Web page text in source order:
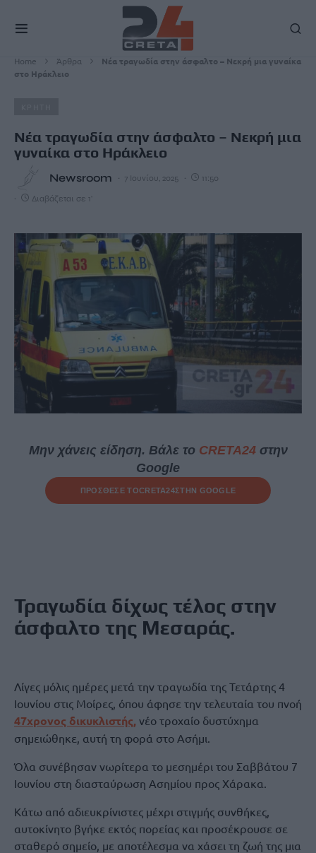
Home Άρθρα
Νέα τραγωδία στην άσφαλτο – Νεκρή μια γυναίκα
στο Ηράκλειο
Νέα τραγωδία στην άσφαλτο – Νεκρή μια
γυναίκα στο Ηράκλειο
Newsroom 7 Ιουνίου, 2025 11:50
Διαβάζεται σε 1'
Μην χάνεις είδηση. Βάλε το CRETA24στην
Google
ΠΡΟΣΘΕΣΕ ΤΟCRETA24ΣΤΗΝ GOOGLE
Τραγωδία δίχως τέλος στην
άσφαλτο της Μεσαράς.
Λίγες μόλις ημέρες μετά την τραγωδία της Τετάρτης 4
Ιουνίου στις Μοίρες, όπου άφησε την τελευταία του πνοή
47χρονος δικυκλιστής, νέο τροχαίο δυστύχημα
σημειώθηκε, αυτή τη φορά στο Ασήμι.
Όλα συνέβησαν νωρίτερα το μεσημέρι του Σαββάτου 7
Ιουνίου στη διασταύρωση Ασημίου προς Χάρακα.
Κάτω από αδιευκρίνιστες μέχρι στιγμής συνθήκες,
αυτοκίνητο βγήκε εκτός πορείας και προσέκρουσε σε
σταθερό σημείο, με αποτέλεσμα να χάσει τη ζωή της μια